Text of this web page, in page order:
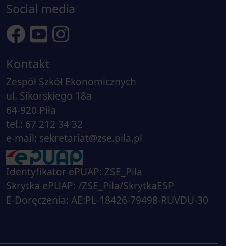
Social media
Kontakt
Zespół Szkół Ekonomicznych
ul. Sikorskiego 18a
64-920 Piła
tel.: 67 212 34 32
e-mail: sekretariat@zse.pila.pl
Identyfikator ePUAP: ZSE_Pila
Skrytka ePUAP: /ZSE_Pila/SkrytkaESP
E-Doręczenia: AE:PL-18426-79498-RUVDU-30